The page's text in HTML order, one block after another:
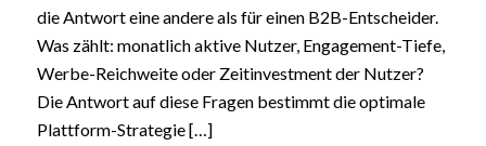
die Antwort eine andere als für einen B2B-Entscheider.
Was zählt: monatlich aktive Nutzer, Engagement-Tiefe,
Werbe-Reichweite oder Zeitinvestment der Nutzer?
Die Antwort auf diese Fragen bestimmt die optimale
Plattform-Strategie […]